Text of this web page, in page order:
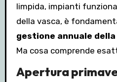
limpida, impianti
della vasca, è
gestione annuale
Ma cosa comprende
Apertura